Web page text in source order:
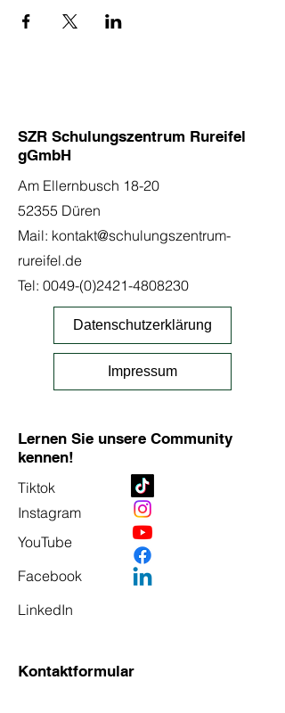
SZR Schulungszentrum Rureifel
gGmbH
Am Ellernbusch 18-20
52355 Düren
Mail: kontakt@schulungszentrum-
rureifel.de
Tel: 0049-(0)2421-4808230
Datenschutzerklärung
Impressum
Lernen Sie unsere Community
kennen!
Tiktok
Instagram
YouTube
Facebook
LinkedIn
Kontaktformular